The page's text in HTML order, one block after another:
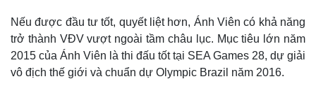
Nếu được đầu tư tốt, quyết liệt hơn, Ánh Viên có khả năng
trở thành VĐV vượt ngoài tầm châu lục. Mục tiêu lớn năm
2015 của Ánh Viên là thi đấu tốt tại SEA Games 28, dự giải
vô địch thế giới và chuẩn dự Olympic Brazil năm 2016.